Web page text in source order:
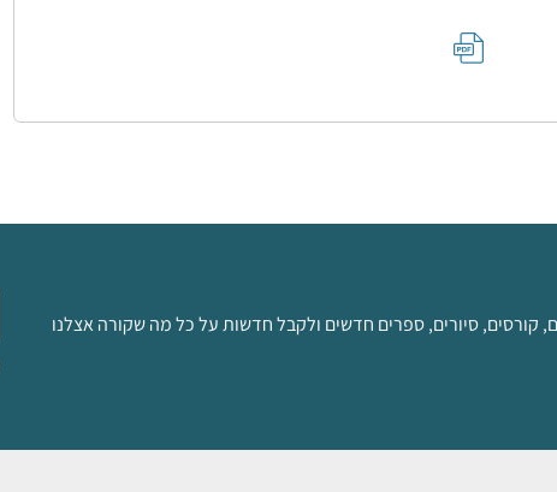
קורסים, סיורים, ספרים חדשים ולקבל חדשות על כל מה שקורה אצלנו